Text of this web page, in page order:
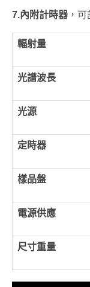
7.內附計時器 ，
輻射量
光譜波長
光源
定時器
樣品盤
電源供應
尺寸重量